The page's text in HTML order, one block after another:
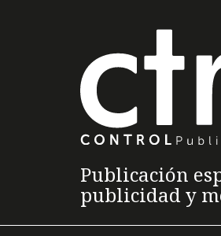
Publicación
publicidad y